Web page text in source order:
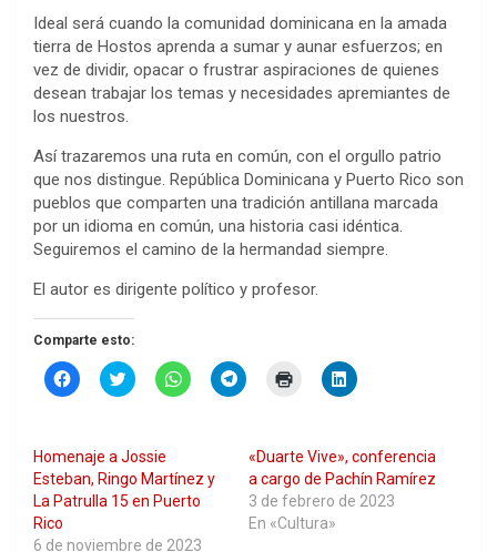
Ideal será cuando la comunidad dominicana en la amada
tierra de Hostos aprenda a sumar y aunar esfuerzos; en
vez de dividir, opacar o frustrar aspiraciones de quienes
desean trabajar los temas y necesidades apremiantes de
los nuestros.
Así trazaremos una ruta en común, con el orgullo patrio
que nos distingue. República Dominicana y Puerto Rico son
pueblos que comparten una tradición antillana marcada
por un idioma en común, una historia casi idéntica.
Seguiremos el camino de la hermandad siempre.
El autor es dirigente político y profesor.
Comparte esto:
H
a
c
p
a
r
H
a
i
c
p
a
r
H
a
p
a
r
c
H
a
c
p
a
r
a
i
H
a
c
p
a
r
Homenaje a Jossie
Esteban, Ringo Martínez y
La Patrulla 15 en Puerto
Rico
6 de noviembre de 2023
«Duarte Vive», conferencia
a cargo de Pachín Ramírez
3 de febrero de 2023
En «Cultura»